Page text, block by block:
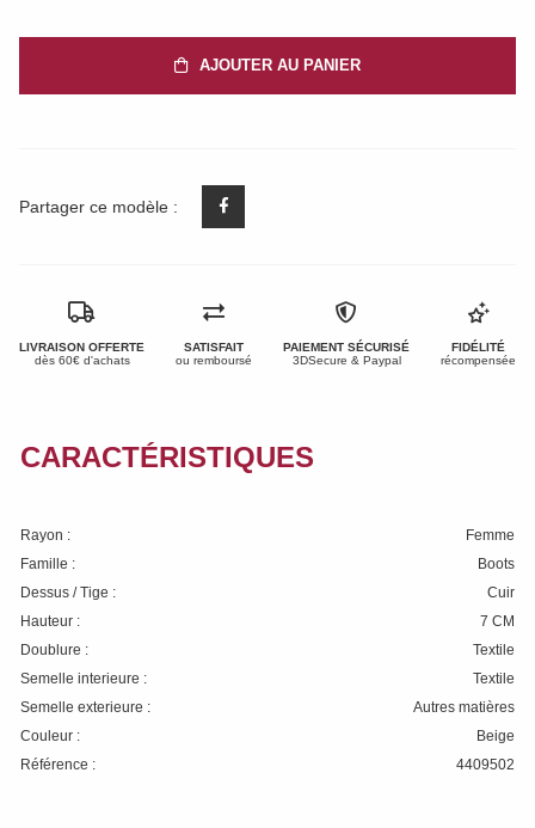
AJOUTER AU PANIER
Partager ce modèle :
LIVRAISON OFFERTE
dès 60€ d'achats
SATISFAIT
ou remboursé
PAIEMENT SÉCURISÉ
3DSecure & Paypal
FIDÉLITÉ
récompensée
CARACTÉRISTIQUES
Rayon :
Femme
Famille :
Boots
Dessus / Tige :
Cuir
Hauteur :
7 CM
Doublure :
Textile
Semelle interieure :
Textile
Semelle exterieure :
Autres matières
Couleur :
Beige
Référence :
4409502